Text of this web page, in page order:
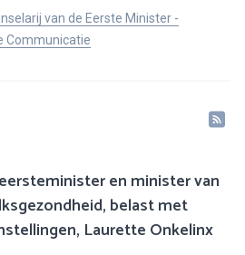
van de Eerste Minister -
Communicatie
en minister van
belast met
Laurette Onkelinx